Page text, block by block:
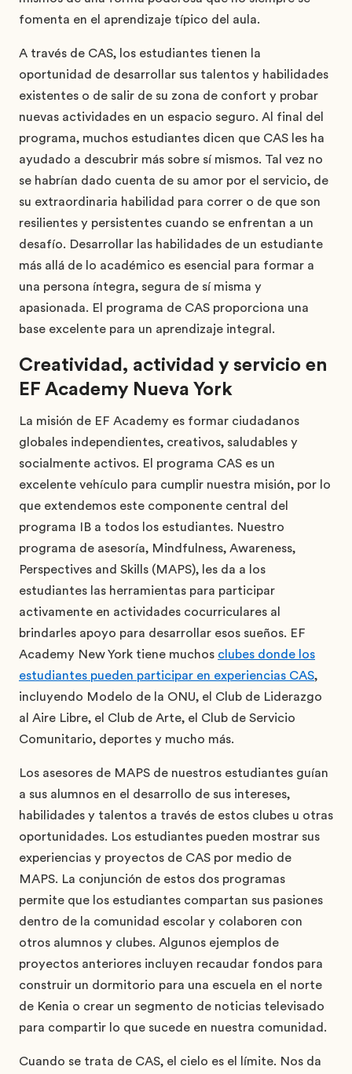
fomenta en el aprendizaje típico del aula.
A través de CAS, los estudiantes tienen la
oportunidad de desarrollar sus talentos y habilidades
existentes o de salir de su zona de confort y probar
nuevas actividades en un espacio seguro. Al final del
programa, muchos estudiantes dicen que CAS les ha
ayudado a descubrir más sobre sí mismos. Tal vez no
se habrían dado cuenta de su amor por el servicio, de
su extraordinaria habilidad para correr o de que son
resilientes y persistentes cuando se enfrentan a un
desafío. Desarrollar las habilidades de un estudiante
más allá de lo académico es esencial para formar a
una persona íntegra, segura de sí misma y
apasionada. El programa de CAS proporciona una
base excelente para un aprendizaje integral.
Creatividad, actividad y servicio en
EF Academy Nueva York
La misión de EF Academy es formar ciudadanos
globales independientes, creativos, saludables y
socialmente activos. El programa CAS es un
excelente vehículo para cumplir nuestra misión, por lo
que extendemos este componente central del
programa IB a todos los estudiantes. Nuestro
programa de asesoría, Mindfulness, Awareness,
Perspectives and Skills (MAPS), les da a los
estudiantes las herramientas para participar
activamente en actividades cocurriculares al
brindarles apoyo para desarrollar esos sueños. EF
Academy New York tiene muchos clubes donde los
estudiantes pueden participar en experiencias CAS,
incluyendo Modelo de la ONU, el Club de Liderazgo
al Aire Libre, el Club de Arte, el Club de Servicio
Comunitario, deportes y mucho más.
Los asesores de MAPS de nuestros estudiantes guían
a sus alumnos en el desarrollo de sus intereses,
habilidades y talentos a través de estos clubes u otras
oportunidades. Los estudiantes pueden mostrar sus
experiencias y proyectos de CAS por medio de
MAPS. La conjunción de estos dos programas
permite que los estudiantes compartan sus pasiones
dentro de la comunidad escolar y colaboren con
otros alumnos y clubes. Algunos ejemplos de
proyectos anteriores incluyen recaudar fondos para
construir un dormitorio para una escuela en el norte
de Kenia o crear un segmento de noticias televisado
para compartir lo que sucede en nuestra comunidad.
Cuando se trata de CAS, el cielo es el límite. Nos da